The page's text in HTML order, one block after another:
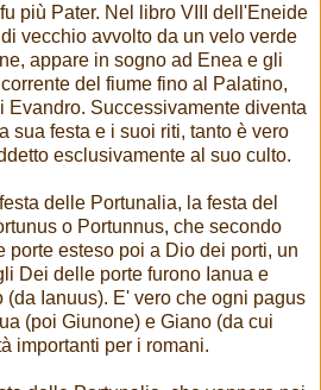
più Pater. Nel libro VIII dell'Eneide
vecchio avvolto da un velo verde
appare in sogno ad Enea e gli
del fiume fino al Palatino,
Evandro. Successivamente diventa
sua festa e i suoi riti, tanto è vero
esclusivamente al suo culto.
delle Portunalia, la festa del
o Portunnus, che secondo
porte esteso poi a Dio dei porti, un
Dei delle porte furono Ianua e
Ianuus). E' vero che ogni pagus
(poi Giunone) e Giano (da cui
importanti per i romani.